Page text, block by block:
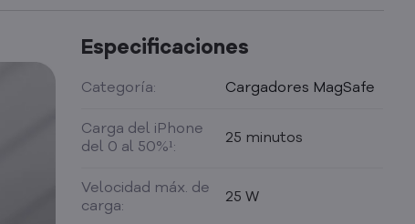
Especificaciones
Categoría: Cargadores MagSafe
Carga del iPhone
del 0 al 50%¹:
25 minutos
Velocidad máx. de
carga:
25 W